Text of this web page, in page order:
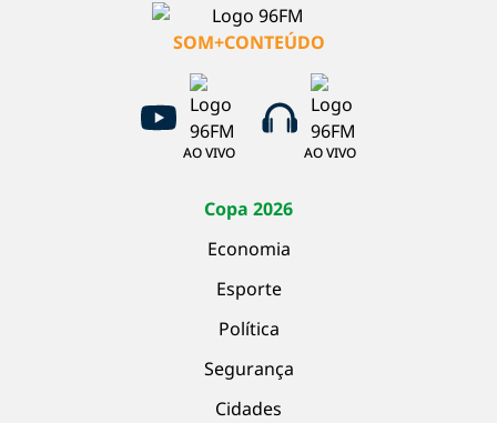
SOM+CONTEÚDO
AO VIVO AO VIVO
Copa 2026
Economia
Esporte
Política
Segurança
Cidades